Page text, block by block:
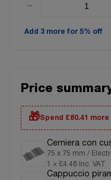
−
Add 3 more for 5% off
Price
🎁Spend £80.41
Cerniera con
75 x 75 mm /
1 × £4.48 Inc. VAT
Cappuccio